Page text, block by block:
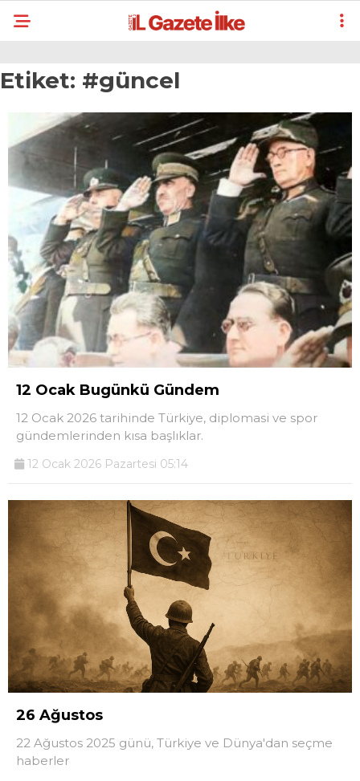
Etiket: #güncel
12 Ocak Bugünkü Gündem
12 Ocak 2026 tarihinde Türkiye, diplomasi ve spor
gündemlerinden kısa başlıklar.
12 Ocak 2026 Pazartesi 05:14
26 Ağustos
22 Ağustos 2025 günü, Türkiye ve Dünya'dan seçme
haberler